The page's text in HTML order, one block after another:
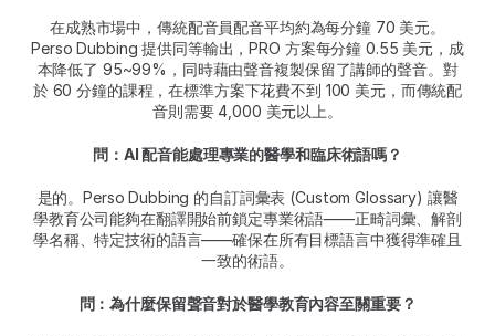
在成熟市場中，傳統配音員配音平均約為每分鐘 70 美元。
Perso Dubbing 提供同等輸出，PRO 方案每分鐘 0.55 美元，成
本降低了 95~99%，同時藉由聲音複製保留了講師的聲音。對
於 60 分鐘的課程，在標準方案下花費不到 100 美元，而傳統配
音則需要 4,000 美元以上。
問：AI 配音能處理專業的醫學和臨床術語嗎？
是的。Perso Dubbing 的自訂詞彙表 (Custom Glossary) 讓醫
學教育公司能夠在翻譯開始前鎖定專業術語——正畸詞彙、解剖
學名稱、特定技術的語言——確保在所有目標語言中獲得準確且
一致的術語。
問：為什麼保留聲音對於醫學教育內容至關重要？